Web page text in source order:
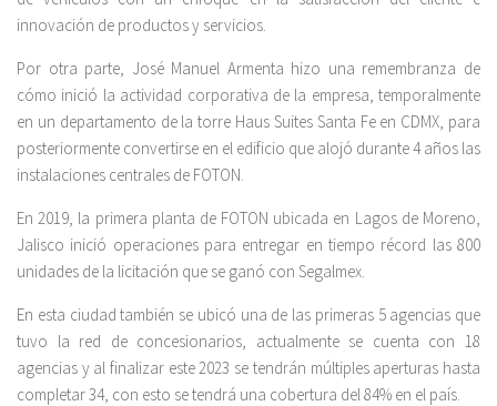
innovación de productos y servicios.
Por otra parte, José Manuel Armenta hizo una remembranza de
cómo inició la actividad corporativa de la empresa, temporalmente
en un departamento de la torre Haus Suites Santa Fe en CDMX, para
posteriormente convertirse en el edificio que alojó durante 4 años las
instalaciones centrales de FOTON.
En 2019, la primera planta de FOTON ubicada en Lagos de Moreno,
Jalisco inició operaciones para entregar en tiempo récord las 800
unidades de la licitación que se ganó con Segalmex.
En esta ciudad también se ubicó una de las primeras 5 agencias que
tuvo la red de concesionarios, actualmente se cuenta con 18
agencias y al finalizar este 2023 se tendrán múltiples aperturas hasta
completar 34, con esto se tendrá una cobertura del 84% en el país.